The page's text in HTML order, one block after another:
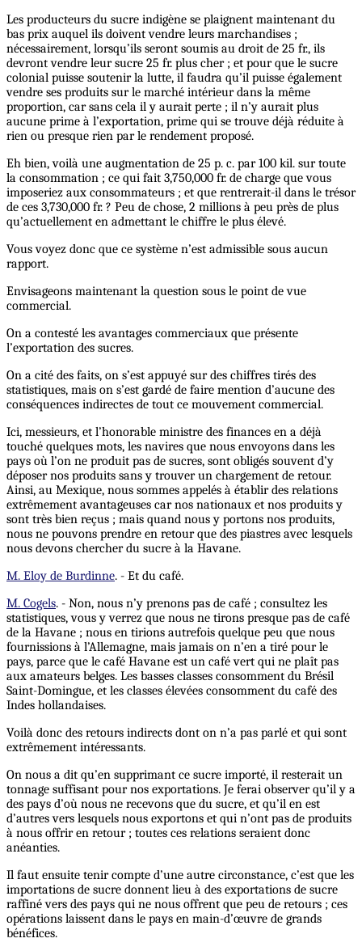
Les producteurs du sucre indigène se plaignent maintenant du
bas prix auquel ils doivent vendre leurs marchandises ;
nécessairement, lorsqu’ils seront soumis au droit de 25 fr., ils
devront vendre leur sucre 25 fr. plus cher ; et pour que le sucre
colonial puisse soutenir la lutte, il faudra qu’il puisse également
vendre ses produits sur le marché intérieur dans la même
proportion, car sans cela il y aurait perte ; il n’y aurait plus
aucune prime à l’exportation, prime qui se trouve déjà réduite à
rien ou presque rien par le rendement proposé.
Eh bien, voilà une augmentation de 25 p. c. par 100 kil. sur toute
la consommation ; ce qui fait 3,750,000 fr. de charge que vous
imposeriez aux consommateurs ; et que rentrerait-il dans le trésor
de ces 3,730,000 fr. ? Peu de chose, 2 millions à peu près de plus
qu’actuellement en admettant le chiffre le plus élevé.
Vous voyez donc que ce système n’est admissible sous aucun
rapport.
Envisageons maintenant la question sous le point de vue
commercial.
On a contesté les avantages commerciaux que présente
l’exportation des sucres.
On a cité des faits, on s’est appuyé sur des chiffres tirés des
statistiques, mais on s’est gardé de faire mention d’aucune des
conséquences indirectes de tout ce mouvement commercial.
Ici, messieurs, et l’honorable ministre des finances en a déjà
touché quelques mots, les navires que nous envoyons dans les
pays où l’on ne produit pas de sucres, sont obligés souvent d’y
déposer nos produits sans y trouver un chargement de retour.
Ainsi, au Mexique, nous sommes appelés à établir des relations
extrêmement avantageuses car nos nationaux et nos produits y
sont très bien reçus ; mais quand nous y portons nos produits,
nous ne pouvons prendre en retour que des piastres avec lesquels
nous devons chercher du sucre à la Havane.
M. Eloy de Burdinne. - Et du café.
M. Cogels. - Non, nous n’y prenons pas de café ; consultez les
statistiques, vous y verrez que nous ne tirons presque pas de café
de la Havane ; nous en tirions autrefois quelque peu que nous
fournissions à l’Allemagne, mais jamais on n’en a tiré pour le
pays, parce que le café Havane est un café vert qui ne plaît pas
aux amateurs belges. Les basses classes consomment du Brésil
Saint-Domingue, et les classes élevées consomment du café des
Indes hollandaises.
Voilà donc des retours indirects dont on n’a pas parlé et qui sont
extrêmement intéressants.
On nous a dit qu’en supprimant ce sucre importé, il resterait un
tonnage suffisant pour nos exportations. Je ferai observer qu’il y a
des pays d’où nous ne recevons que du sucre, et qu’il en est
d’autres vers lesquels nous exportons et qui n’ont pas de produits
à nous offrir en retour ; toutes ces relations seraient donc
anéanties.
Il faut ensuite tenir compte d’une autre circonstance, c’est que les
importations de sucre donnent lieu à des exportations de sucre
raffiné vers des pays qui ne nous offrent que peu de retours ; ces
opérations laissent dans le pays en main-d’œuvre de grands
bénéfices.